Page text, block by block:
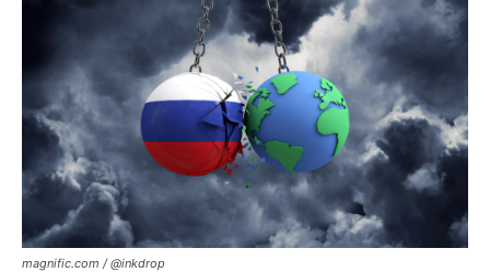
magnific.com / @inkdrop